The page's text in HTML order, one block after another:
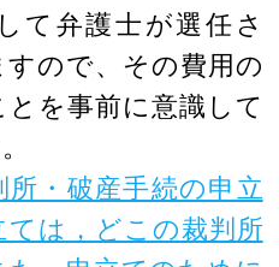
て弁護士が選任さ
ので、その費用の
を事前に意識して
所・破産手続の申立
は，どこの裁判所